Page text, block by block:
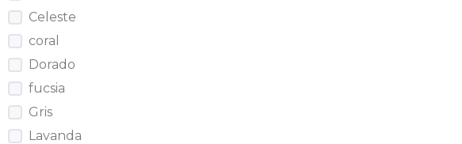
Celeste
coral
Dorado
fucsia
Gris
Lavanda